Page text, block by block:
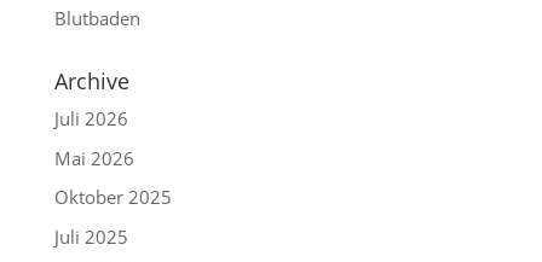
Blutbaden
Archive
Juli 2026
Mai 2026
Oktober 2025
Juli 2025